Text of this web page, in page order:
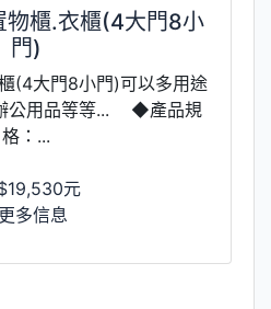
櫃.衣櫃(4大門8小
門)
(4大門8小門)可以多用途
公用品等等... ◆產品規
格：...
元
多信息